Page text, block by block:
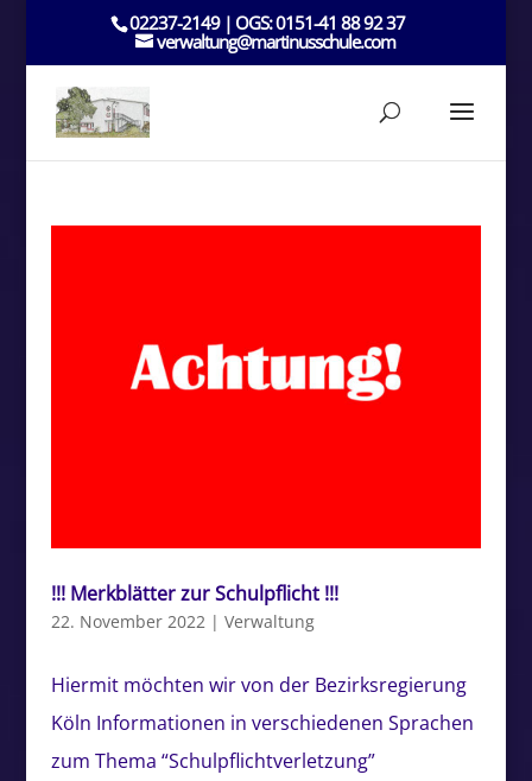
02237-2149 | OGS: 0151-41 88 92 37
verwaltung@martinusschule.com
!!! Merkblätter zur Schulpflicht !!!
22. November 2022| Verwaltung
Hiermit möchten wir von der Bezirksregierung
Köln Informationen in verschiedenen Sprachen
zum Thema “Schulpflichtverletzung”